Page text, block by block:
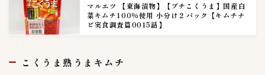
マルエツ 【東海漬物】【プチこくうま】国産白
菜キムチ100％使用 小分け２パック【キムチナ
ビ実食調査篇0015話】
こくうま熟うまキムチ